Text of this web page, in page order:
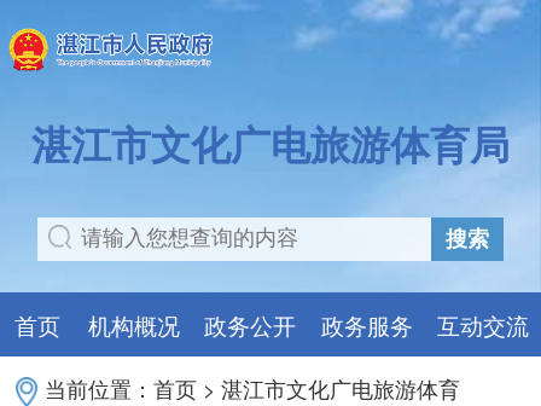
湛江市文化广电旅游体育局
搜索
首页 机构概况 政务公开 政务服务 互动交流
当前位置：首页 >湛江市文化广电旅游体育